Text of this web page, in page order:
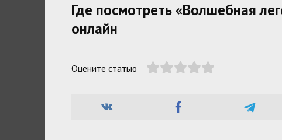
Где посмотреть «Волшебная
онлайн
Оцените статью